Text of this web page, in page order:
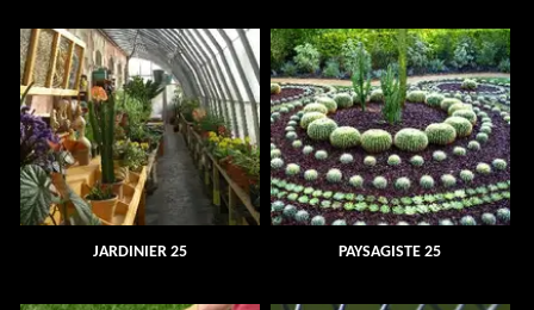
JARDINIER 25 PAYSAGISTE 25